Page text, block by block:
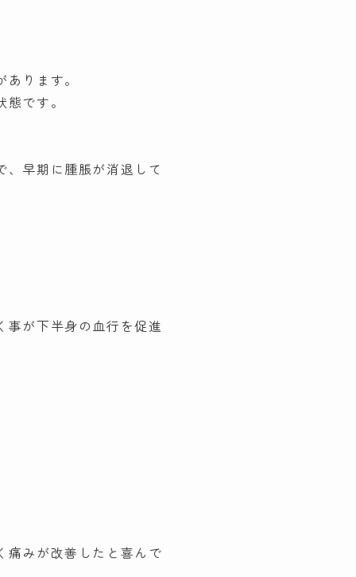
ります。
です。
、早期に腫脹が消退して
事が下半身の血行を促進
痛みが改善したと喜んで